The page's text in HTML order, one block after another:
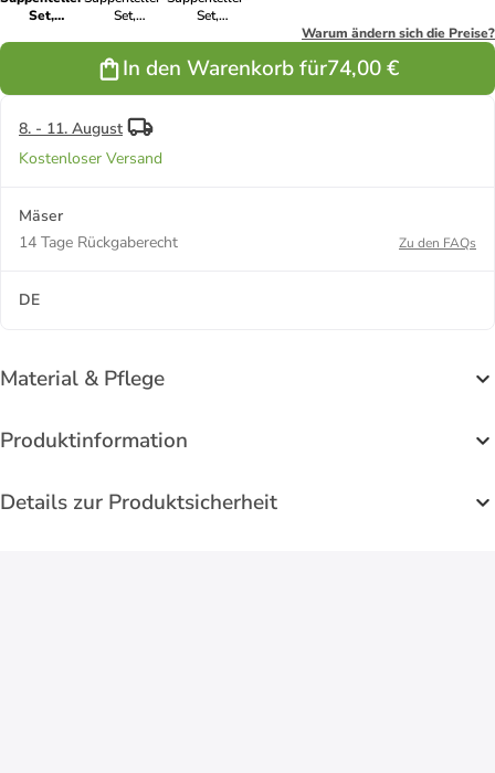
Set,
Set,
in Beere
Set,
in Creme
Warum ändern sich die Preise?
In den Warenkorb für74,00 €
8. - 11. August
Kostenloser Versand
Mäser
14 Tage Rückgaberecht
Zu den FAQs
DE
Material & Pflege
Produktinformation
Details zur Produktsicherheit